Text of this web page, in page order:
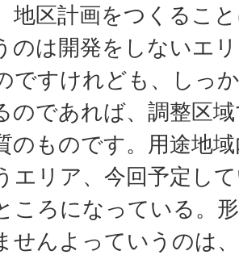
地区計画をつくるこ
のは開発をしないエ
ですけれども、しっ
のであれば、調整区
のものです。用途地
エリア、今回予定し
ころになっている。
せんよっていうのは